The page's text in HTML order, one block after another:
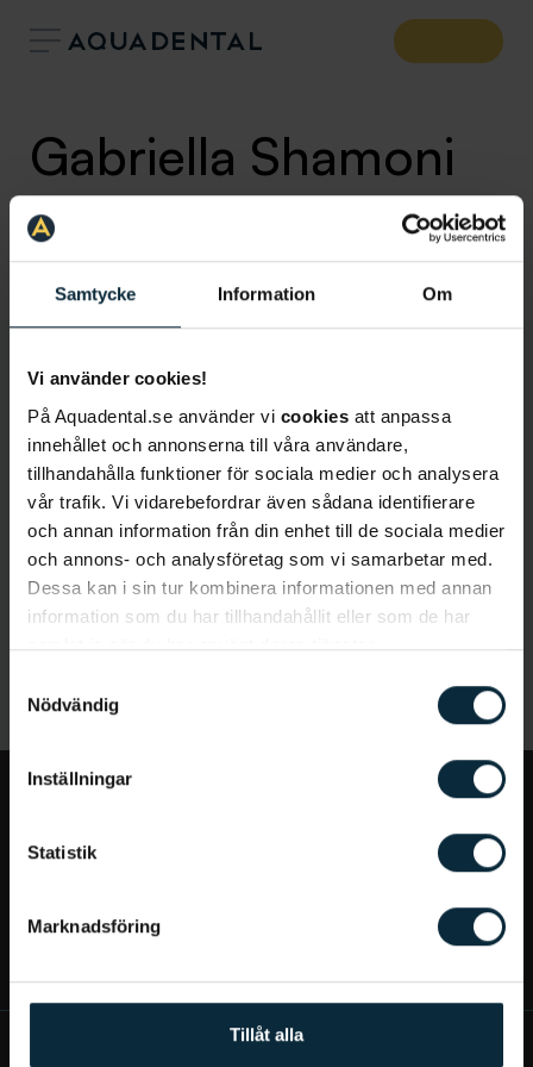
Samtycke Information Om
Vi använder cookies!
På Aquadental.se använder vi cookies att anpassa
innehållet och annonserna till våra användare,
tillhandahålla funktioner för sociala medier och analysera
vår trafik. Vi vidarebefordrar även sådana identifierare
och annan information från din enhet till de sociala medier
och annons- och analysföretag som vi samarbetar med.
Dessa kan i sin tur kombinera informationen med annan
information som du har tillhandahållit eller som de har
samlat in när du har använt deras tjänster.
Nödvändig
Inställningar
Statistik
Marknadsföring
Tillåt alla
Gabriella Shamoni
Tandsköterska
Klinik: